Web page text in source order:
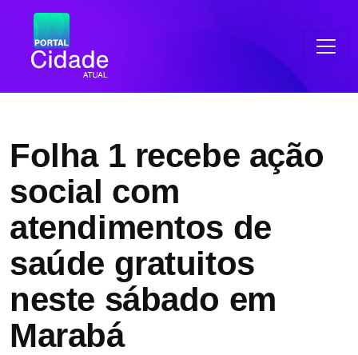
Folha 1 recebe ação
social com
atendimentos de
saúde gratuitos
neste sábado em
Marabá